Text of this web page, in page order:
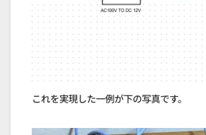
これを実現した一例が下の写真です。